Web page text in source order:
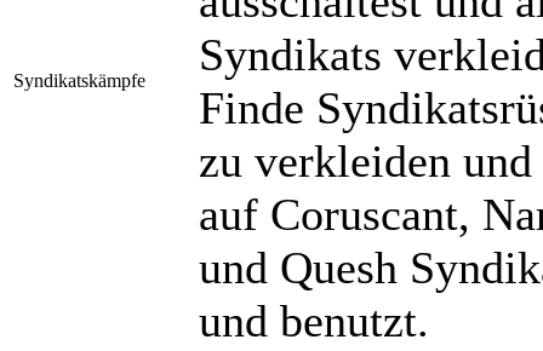
Syndikatskämpfe
Syndikats
Finde
zu verkleiden
auf Coruscant,
und Quesh
und benutzt.